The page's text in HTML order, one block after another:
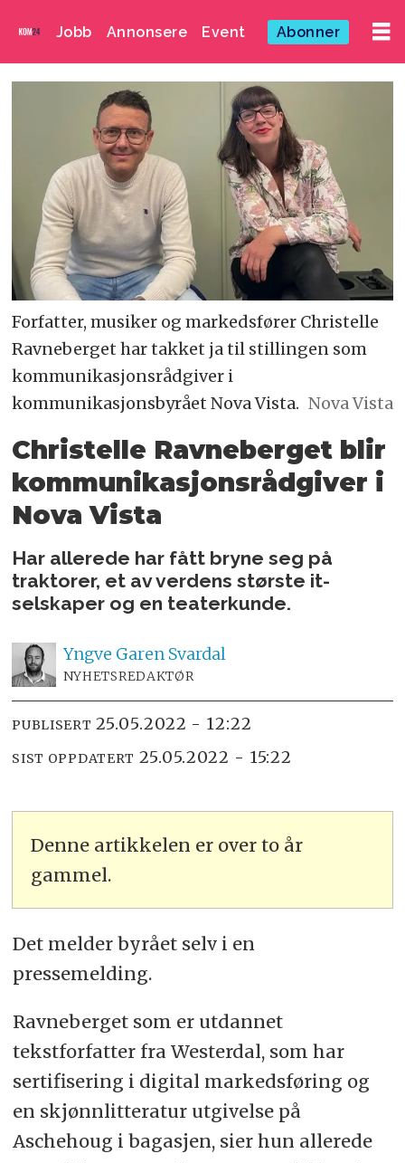
Jobb Annonsere Event Abonner
Forfatter, musiker og markedsfører Christelle
Ravneberget har takket ja til stillingen som
kommunikasjonsrådgiver i
kommunikasjonsbyrået Nova Vista. Nova Vista
Christelle Ravneberget blir
kommunikasjonsrådgiver i
Nova Vista
Har allerede har fått bryne seg på
traktorer, et av verdens største it-
selskaper og en teaterkunde.
Yngve Garen Svardal
NYHETSREDAKTØR
PUBLISERT 25.05.2022 - 12:22
SIST OPPDATERT 25.05.2022 - 15:22
Denne artikkelen er over to år
gammel.
Det melder byrået selv i en
pressemelding.
Ravneberget som er utdannet
tekstforfatter fra Westerdal, som har
sertifisering i digital markedsføring og
en skjønnlitteratur utgivelse på
Aschehoug i bagasjen, sier hun allerede